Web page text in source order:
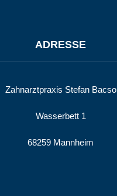
ADRESSE
Zahnarztpraxis Stefan Bacso
Wasserbett 1
68259 Mannheim